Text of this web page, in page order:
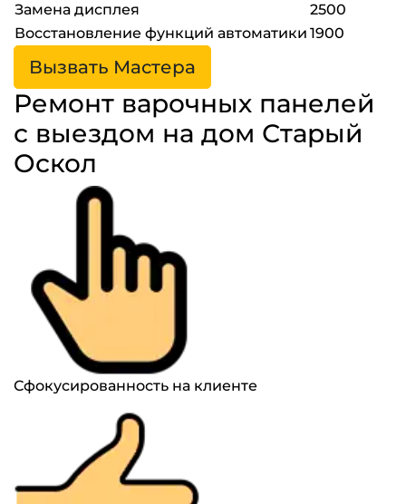
Замена дисплея
2500
Восстановление функций автоматики 1900
Вызвать Мастера
Ремонт варочных панелей
с выездом на дом Старый
Оскол
Сфокусированность на клиенте